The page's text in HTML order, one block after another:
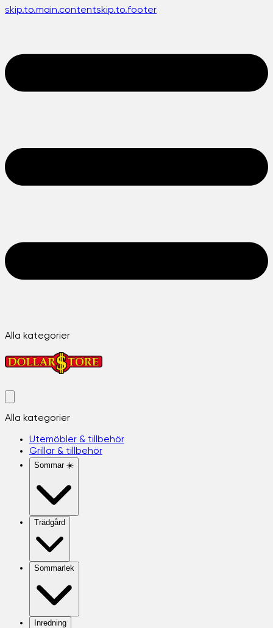
skip.to.main.contentskip.to.footer
Alla kategorier
Alla kategorier
Utemöbler & tillbehör
Grillar & tillbehör
Sommar ☀️
Trädgård
Sommarlek
Inredning